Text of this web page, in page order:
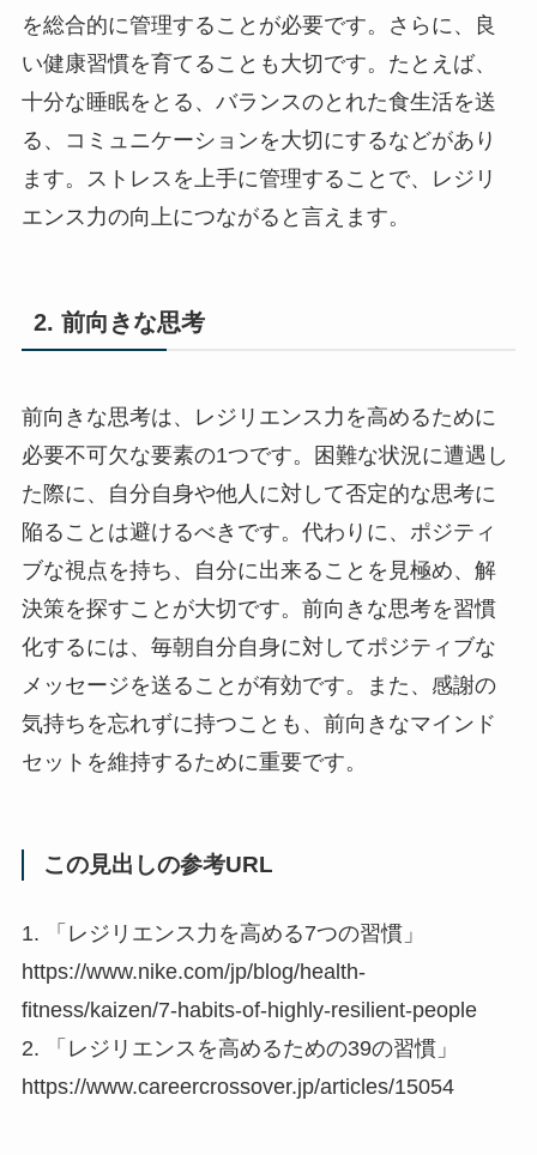
を総合的に管理することが必要です。さらに、良
い健康習慣を育てることも大切です。たとえば、
十分な睡眠をとる、バランスのとれた食生活を送
る、コミュニケーションを大切にするなどがあり
ます。ストレスを上手に管理することで、レジリ
エンス力の向上につながると言えます。
2. 前向きな思考
前向きな思考は、レジリエンス力を高めるために
必要不可欠な要素の1つです。困難な状況に遭遇し
た際に、自分自身や他人に対して否定的な思考に
陥ることは避けるべきです。代わりに、ポジティ
ブな視点を持ち、自分に出来ることを見極め、解
決策を探すことが大切です。前向きな思考を習慣
化するには、毎朝自分自身に対してポジティブな
メッセージを送ることが有効です。また、感謝の
気持ちを忘れずに持つことも、前向きなマインド
セットを維持するために重要です。
この見出しの参考URL
1. 「レジリエンス力を高める7つの習慣」
https://www.nike.com/jp/blog/health-
fitness/kaizen/7-habits-of-highly-resilient-people
2. 「レジリエンスを高めるための39の習慣」
https://www.careercrossover.jp/articles/15054